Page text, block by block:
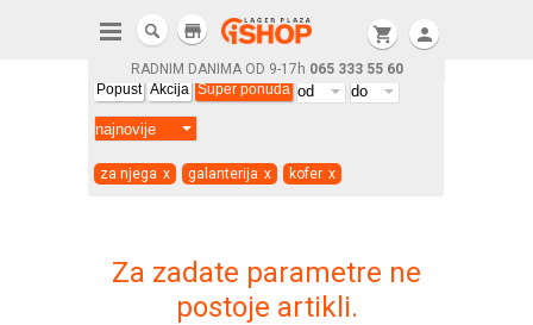
RADNIM DANIMA OD 9-17h 065 333 55 60
shopping_cart person
store
Popust Akcija Super ponuda
za njega x galanterija x kofer x
Za zadate parametre ne
postoje artikli.